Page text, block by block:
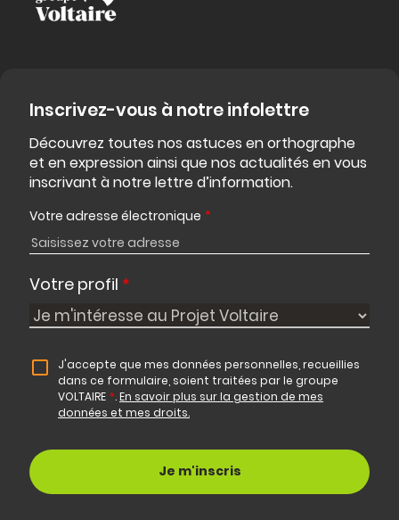
Inscrivez-vous à notre infolettre
Découvrez toutes nos astuces en orthographe
et en expression ainsi que nos actualités en vous
inscrivant à notre lettre d’information.
Votre adresse électronique *
Votre profil *
J'accepte que mes données personnelles, recueillies
dans ce formulaire, soient traitées par le groupe
VOLTAIRE *.En savoir plus sur la gestion de mes
données et mes droits.